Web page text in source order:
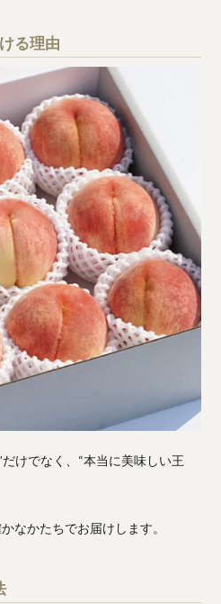
る理由
けでなく、“本当に美味しい王
なかたちでお届けします。